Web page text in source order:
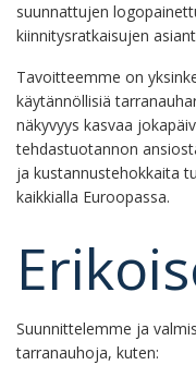
suunnattujen
kiinnitysratkaisujen
Tavoitteemme on
käytännöllisiä
näkyvyys kasvaa
tehdastuotannon
ja kustannustehokkaita
kaikkialla Euroopassa.
Suunnittelemme ja
tarranauhoja, kuten: